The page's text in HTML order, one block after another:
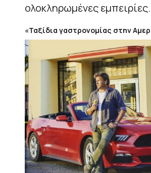
ολοκληρωμένες εμπειρίες.
«Ταξίδια γαστρονομίας στην